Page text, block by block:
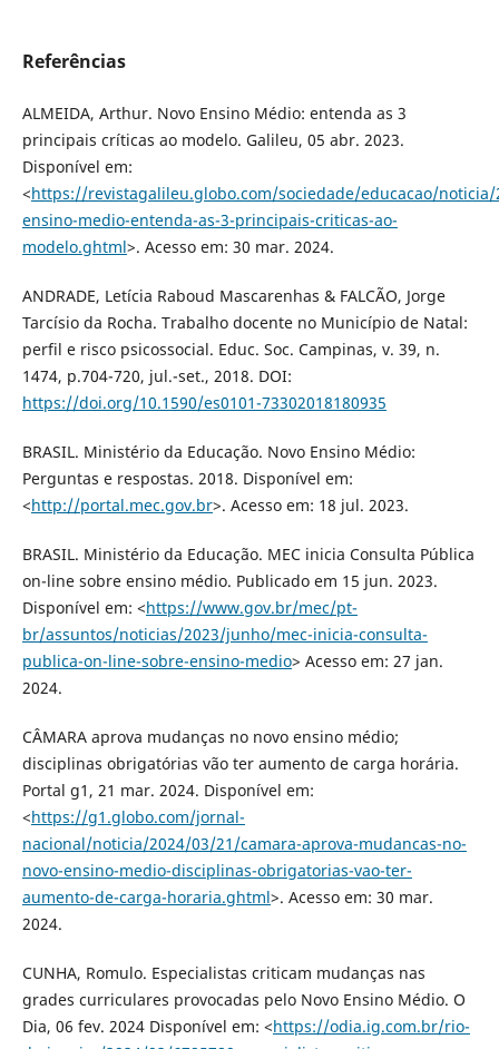
Referências
ALMEIDA, Arthur. Novo Ensino Médio: entenda as 3
principais críticas ao modelo. Galileu, 05 abr. 2023.
Disponível em:
<https://revistagalileu.globo.com/sociedade/educacao/noticia/
ensino-medio-entenda-as-3-principais-criticas-ao-
modelo.ghtml>. Acesso em: 30 mar. 2024.
ANDRADE, Letícia Raboud Mascarenhas & FALCÃO, Jorge
Tarcísio da Rocha. Trabalho docente no Município de Natal:
perfil e risco psicossocial. Educ. Soc. Campinas, v. 39, n.
1474, p.704-720, jul.-set., 2018. DOI:
https://doi.org/10.1590/es0101-73302018180935
BRASIL. Ministério da Educação. Novo Ensino Médio:
Perguntas e respostas. 2018. Disponível em:
<http://portal.mec.gov.br>. Acesso em: 18 jul. 2023.
BRASIL. Ministério da Educação. MEC inicia Consulta Pública
on-line sobre ensino médio. Publicado em 15 jun. 2023.
Disponível em: <https://www.gov.br/mec/pt-
br/assuntos/noticias/2023/junho/mec-inicia-consulta-
publica-on-line-sobre-ensino-medio> Acesso em: 27 jan.
2024.
CÂMARA aprova mudanças no novo ensino médio;
disciplinas obrigatórias vão ter aumento de carga horária.
Portal g1, 21 mar. 2024. Disponível em:
<https://g1.globo.com/jornal-
nacional/noticia/2024/03/21/camara-aprova-mudancas-no-
novo-ensino-medio-disciplinas-obrigatorias-vao-ter-
aumento-de-carga-horaria.ghtml>. Acesso em: 30 mar.
2024.
CUNHA, Romulo. Especialistas criticam mudanças nas
grades curriculares provocadas pelo Novo Ensino Médio. O
Dia, 06 fev. 2024 Disponível em: <https://odia.ig.com.br/rio-